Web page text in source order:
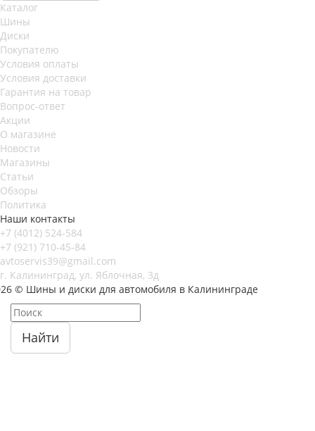
Каталог
Шины
Диски
Покупателю
Условия оплаты
Условия доставки
Гарантия на товар
Вопрос-ответ
Акции
О магазине
Новости
Магазины
Статьи
Обзоры
Политика
Наши контакты
+7 (4012) 524-584
+7 (921) 710-45-84
avtoservis39@gmail.com
г. Калининград, ул. Яблочная, 3д
© Шины и диски для автомобиля в Калининграде
Найти